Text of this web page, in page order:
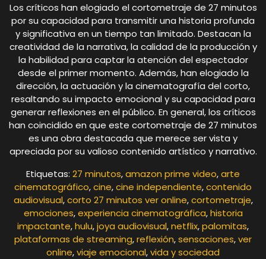
Los críticos han elogiado el cortometraje de 27 minutos
por su capacidad para transmitir una historia profunda
y significativa en un tiempo tan limitado. Destacan la
creatividad de la narrativa, la calidad de la producción y
la habilidad para captar la atención del espectador
desde el primer momento. Además, han elogiado la
dirección, la actuación y la cinematografía del corto,
resaltando su impacto emocional y su capacidad para
generar reflexiones en el público. En general, los críticos
han coincidido en que este cortometraje de 27 minutos
es una obra destacada que merece ser vista y
apreciada por su valioso contenido artístico y narrativo.
Etiquetas: 27 minutos,amazon prime video,arte
cinematográfico,cine,cine independiente,contenido
audiovisual,corto 27 minutos ver online,cortometraje,
emociones,experiencia cinematográfica,historia
impactante,hulu,joya audiovisual,netflix,palomitas,
plataformas de streaming,reflexión,sensaciones,ver
online,viaje emocional,vida y sociedad